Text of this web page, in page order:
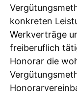
konkreten
Werkverträge
freiberuflich
Honorar die